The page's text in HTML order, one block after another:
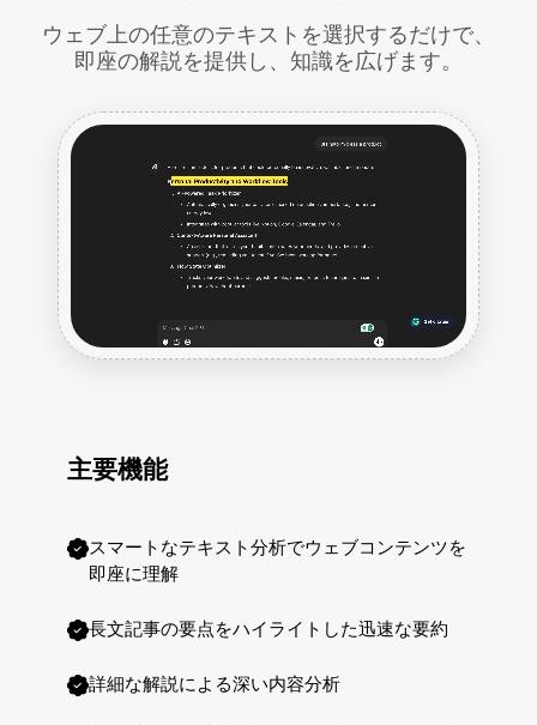
ウェブ上の任意のテキストを選択するだけで、
即座の解説を提供し、知識を広げます。
主要機能
スマートなテキスト分析でウェブコンテンツを
即座に理解
長文記事の要点をハイライトした迅速な要約
詳細な解説による深い内容分析